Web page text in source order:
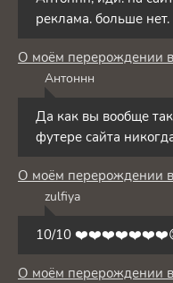
реклама. больше нет.
О моём перерождении
Антоннн
Да как вы вообще
футере сайта
О моём перерождении
zulfiya
10/10
О моём перерождении